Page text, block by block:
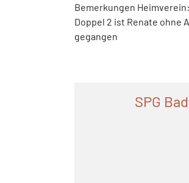
Bemerkungen
Doppel 2 ist Renate ohne
gegangen
SPG